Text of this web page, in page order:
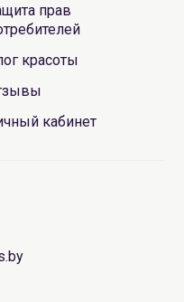
прав
красоты
кабинет